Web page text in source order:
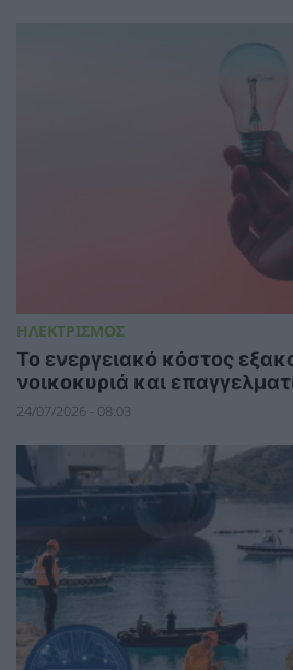
ΗΛΕΚΤΡΙΣΜΟΣ
Το ενεργειακό κόστος
νοικοκυριά και
24/07/2026 - 08:03